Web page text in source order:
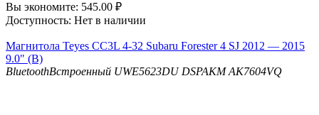
Вы экономите: 545.00 ₽
Доступность: Нет в наличии
Магнитола Teyes CC3L 4-32 Subaru Forester 4 SJ 2012 — 2015
9.0" (B)
BluetoothВстроенный UWE5623DU DSPAKM AK7604VQ